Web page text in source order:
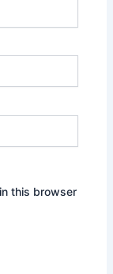
this browser